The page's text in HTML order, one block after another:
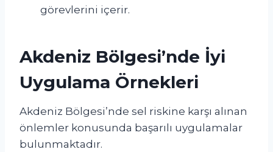
görevlerini içerir.
Akdeniz Bölgesi’nde İyi
Uygulama Örnekleri
Akdeniz Bölgesi’nde sel riskine karşı alınan
önlemler konusunda başarılı uygulamalar
bulunmaktadır.